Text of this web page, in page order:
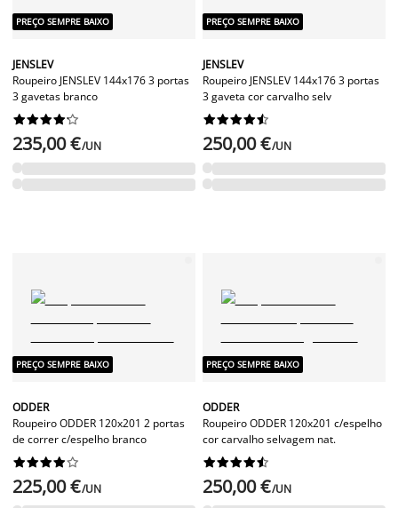
PREÇO SEMPRE BAIXO
JENSLEV
Roupeiro JENSLEV 144x176 3 portas
3 gavetas branco






235,00 €/UN
PREÇO SEMPRE BAIXO
JENSLEV
Roupeiro JENSLEV 144x176 3 portas
3 gaveta cor carvalho selv






250,00 €/UN
PREÇO SEMPRE BAIXO
ODDER
Roupeiro ODDER 120x201 2 portas
de correr c/espelho branco






225,00 €/UN
PREÇO SEMPRE BAIXO
ODDER
Roupeiro ODDER 120x201 c/espelho
cor carvalho selvagem nat.






250,00 €/UN